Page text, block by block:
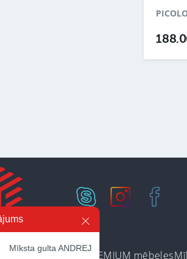
Preču kategorijasPREMIUM mēbeles
Mīksta gulta ANDREJ